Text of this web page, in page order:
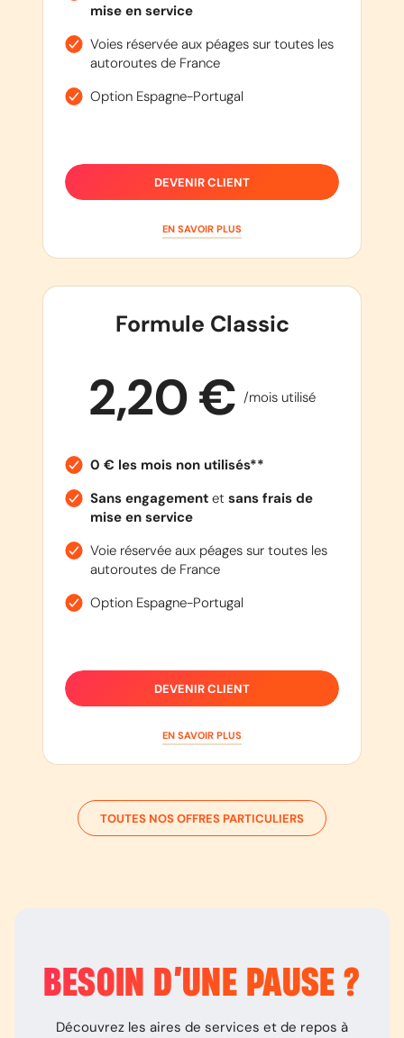
mise en service
Voies réservée aux péages sur toutes les
autoroutes de France
Option Espagne-Portugal
DEVENIR CLIENT
EN SAVOIR PLUS
Formule Classic
2,20 € /mois utilisé
0 € les mois non utilisés**
Sans engagementet sans frais de
mise en service
Voie réservée aux péages sur toutes les
autoroutes de France
Option Espagne-Portugal
DEVENIR CLIENT
EN SAVOIR PLUS
TOUTES NOS OFFRES PARTICULIERS
BESOIN D’UNE PAUSE ?
Découvrez les aires de services et de repos à